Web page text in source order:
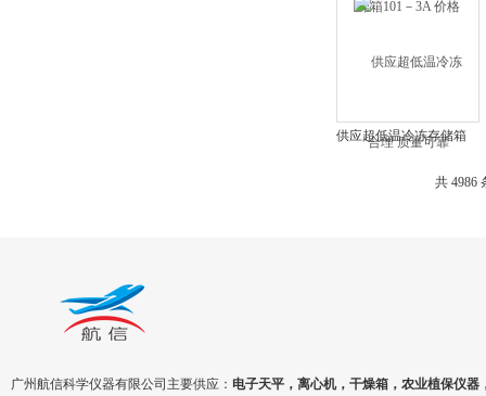
供应超低温冷冻存储箱
冷 节能环保共 4986
广州航信科学仪器有限公司主要供应： 电子天平，离心机，干燥箱，农业植保仪器